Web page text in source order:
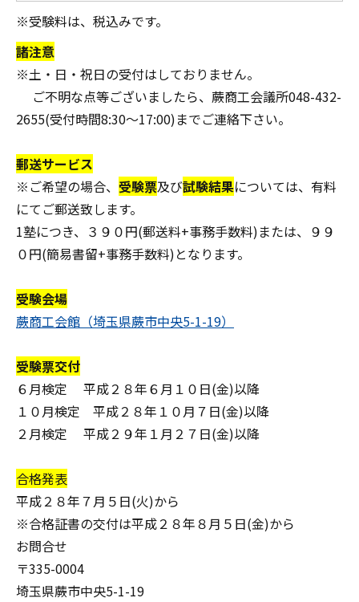
※受験料は、税込みです。
諸注意
※土・日・祝日の受付はしておりません。
ご不明な点等ございましたら、蕨商工会議所048-432-
2655(受付時間8:30～17:00)までご連絡下さい。
郵送サービス
※ご希望の場合、 受験票及び試験結果については、有料
にてご郵送致します。
1塾につき、３９０円(郵送料+事務手数料)または、９９
０円(簡易書留+事務手数料)となります。
受験会場
蕨商工会館（埼玉県蕨市中央5-1-19）
受験票交付
６月検定 平成２８年６月１０日(金)以降
１０月検定 平成２８年１０月７日(金)以降
２月検定 平成２９年１月２７日(金)以降
合格発表
平成２８年７月５日(火)から
※合格証書の交付は平成２８年８月５日(金)から
お問合せ
〒335-0004
埼玉県蕨市中央5-1-19